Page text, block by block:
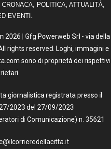
POLITICA, ATTUALITÀ,
EVENTI.
| Gfg Powerweb Srl - via della
rights reserved. Loghi, immagini e
sono di proprietà dei rispettivi
giornalistica registrata presso il
2023 del 27/09/2023
di Comunicazione) n. 35621